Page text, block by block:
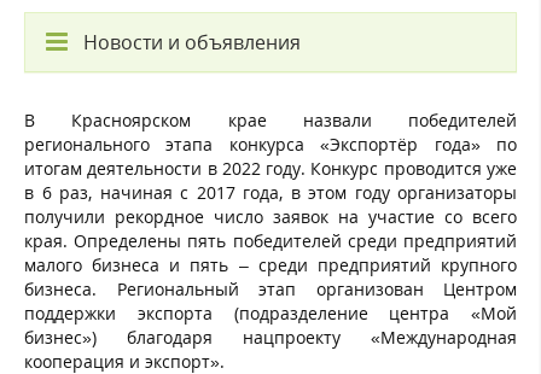
Новости и объявления
В Красноярском крае назвали победителей
регионального этапа конкурса «Экспортёр года» по
итогам деятельности в 2022 году. Конкурс проводится уже
в 6 раз, начиная с 2017 года, в этом году организаторы
получили рекордное число заявок на участие со всего
края. Определены пять победителей среди предприятий
малого бизнеса и пять – среди предприятий крупного
бизнеса. Региональный этап организован Центром
поддержки экспорта (подразделение центра «Мой
бизнес») благодаря нацпроекту «Международная
кооперация и экспорт».